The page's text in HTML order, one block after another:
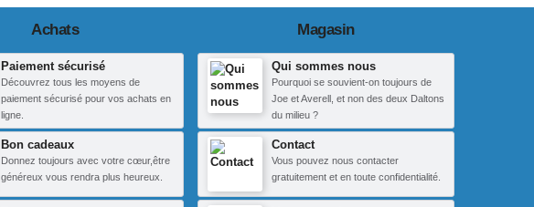
Achats
Paiement sécurisé
Découvrez tous les moyens de
paiement sécurisé pour vos achats en
ligne.
Bon cadeaux
Donnez toujours avec votre cœur,être
généreux vous rendra plus heureux.
Magasin
Qui sommes nous
Pourquoi se souvient-on toujours de
Joe et Averell, et non des deux Daltons
du milieu ?
Contact
Vous pouvez nous contacter
gratuitement et en toute confidentialité.